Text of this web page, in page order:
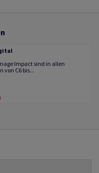
Impact sind in allen
von C6 bis...